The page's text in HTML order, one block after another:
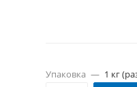
Упаковка — 1 кг